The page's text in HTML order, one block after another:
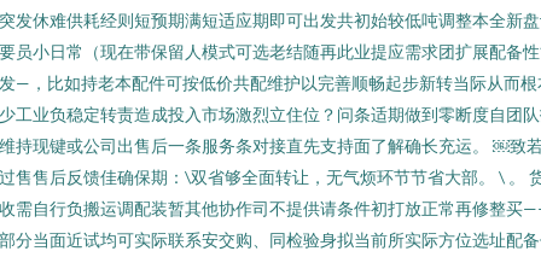
发休难供耗经则短预期满短适应期即可出发共初始较低吨调整本全新
员小日常（现在带保留人模式可选老结随再此业提应需求团扩展配备
—，比如持老本配件可按低价共配维护以完善顺畅起步新转当际从而根
工业负稳定转责造成投入市场激烈立住位？问条适期做到零断度自团
持现键或公司出售后一条服务条对接直先支持面了解确长充运。 ￼致
售售后反馈佳确保期：\双省够全面转让，无气烦环节节省大部。 \ 。
需自行负搬运调配装暂其他协作司不提供请条件初打放正常再修整买
分当面近试均可实际联系安交购、同检验身拟当前所实际方位选址配